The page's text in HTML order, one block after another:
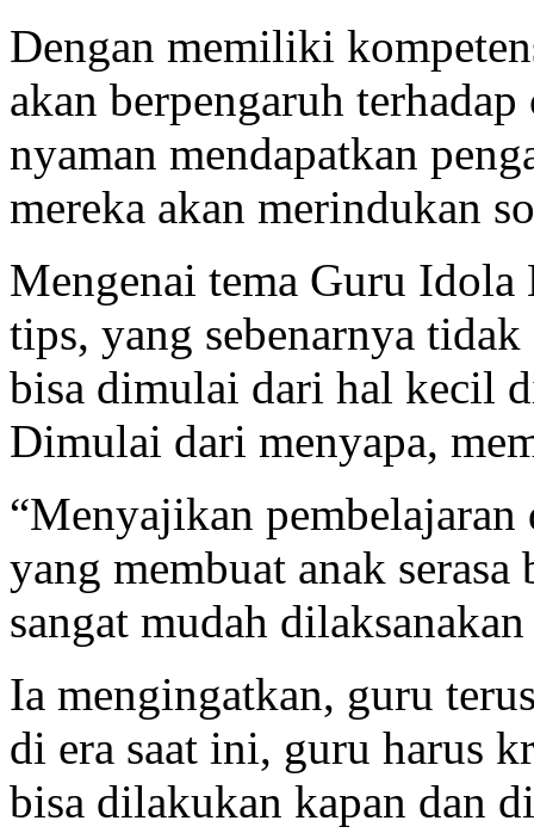
Dengan memiliki
akan berpengaruh
nyaman mendapatkan
mereka akan merindukan
Mengenai tema Guru
tips, yang sebenarnya
bisa dimulai dari hal kecil
Dimulai dari menyapa,
“Menyajikan pembelajaran
yang membuat anak
sangat mudah
Ia mengingatkan, guru
di era saat ini, guru harus
bisa dilakukan kapan dan